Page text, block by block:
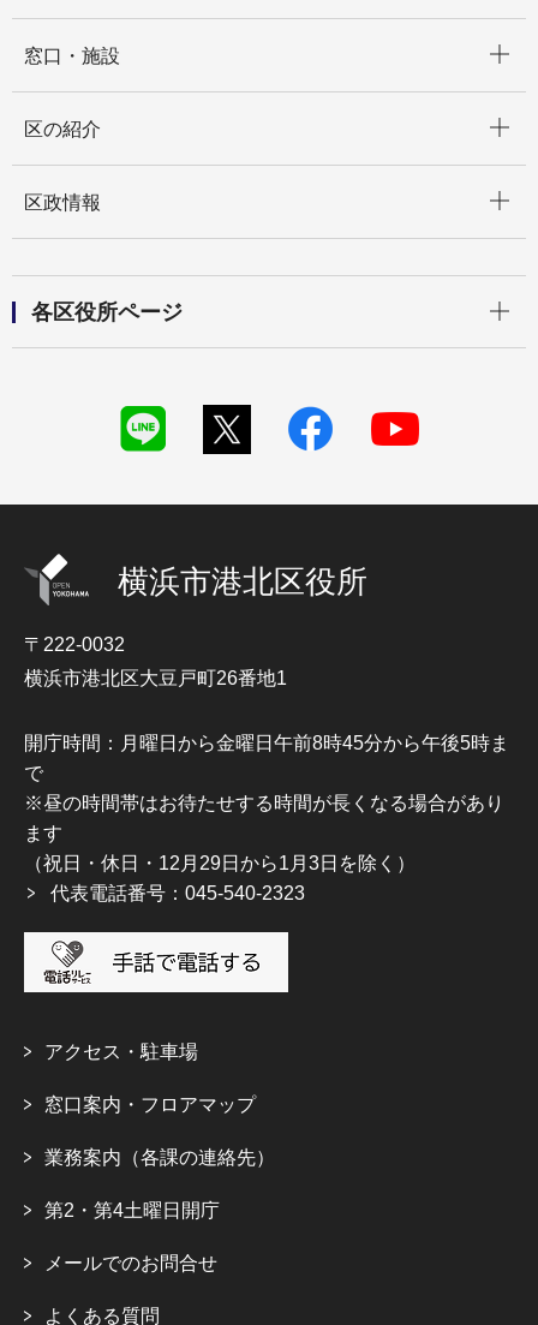
窓口・施設
区の紹介
区政情報
各区役所ページ
横浜市港北区役所
〒222-0032
横浜市港北区大豆戸町26番地1
開庁時間：月曜日から金曜日午前8時45分から午後5時ま
で
※昼の時間帯はお待たせする時間が長くなる場合があり
ます
（祝日・休日・12月29日から1月3日を除く）
代表電話番号：045-540-2323
アクセス・駐車場
窓口案内・フロアマップ
業務案内（各課の連絡先）
第2・第4土曜日開庁
メールでのお問合せ
よくある質問